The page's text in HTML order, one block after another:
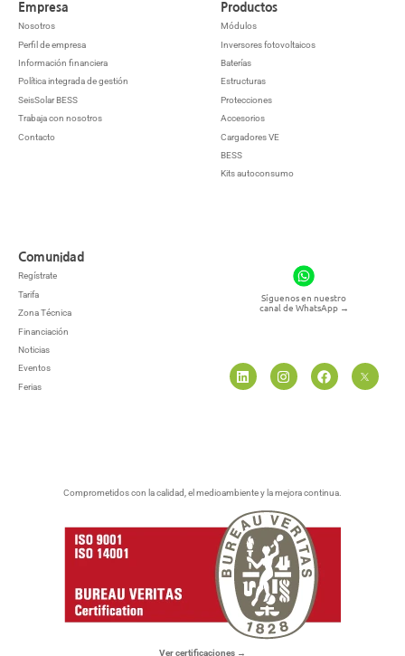
Empresa
Nosotros
Perfil de empresa
Información financiera
Política integrada de gestión
SeisSolar BESS
Trabaja con nosotros
Contacto
Productos
Módulos
Inversores fotovoltaicos
Baterías
Estructuras
Protecciones
Accesorios
Cargadores VE
BESS
Kits autoconsumo
Comunidad
Regístrate
Tarifa
Zona Técnica
Financiación
Noticias
Eventos
Ferias
Síguenos en nuestro
canal de WhatsApp →
Comprometidos con la calidad, el medioambiente y la mejora continua.
Ver certificaciones →